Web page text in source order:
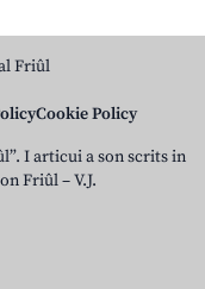
Friûl
Cookie Policy
I articui a son scrits in
Friûl – V.J.